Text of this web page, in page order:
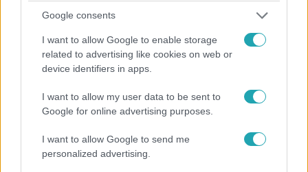
Google consents
I want to allow Google to enable storage
related to advertising like cookies on web or
device identifiers in apps.
I want to allow my user data to be sent to
Google for online advertising purposes.
I want to allow Google to send me
personalized advertising.
ValóVilág